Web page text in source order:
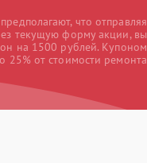
что отправляя
текущую форму акции, вы
на 1500 рублей. Купоном
25% от стоимости ремонта